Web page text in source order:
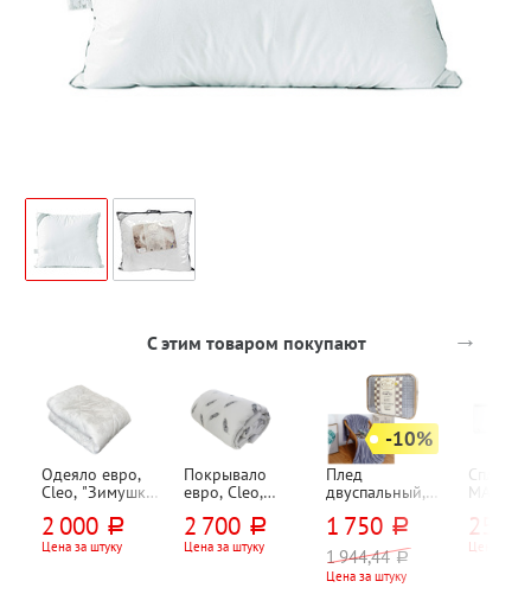
С этим товаром покупают →
Одеяло евро,
Cleo, "Зимушка",
искусственный
лебяжий пух,
2 000 руб.
Цена за штуку
Покрывало
евро, Cleo,
(Vello d`oro)",
220см*200см,
2 700 руб.
Цена за штуку
-10%
Плед
двуспальный,
(Carre)",
200см*180см,
сиреневый,
велсофт
1 750 руб.
1 944,44 руб.
Цена за штуку
Сплит-
MARSA,
25
Цена за